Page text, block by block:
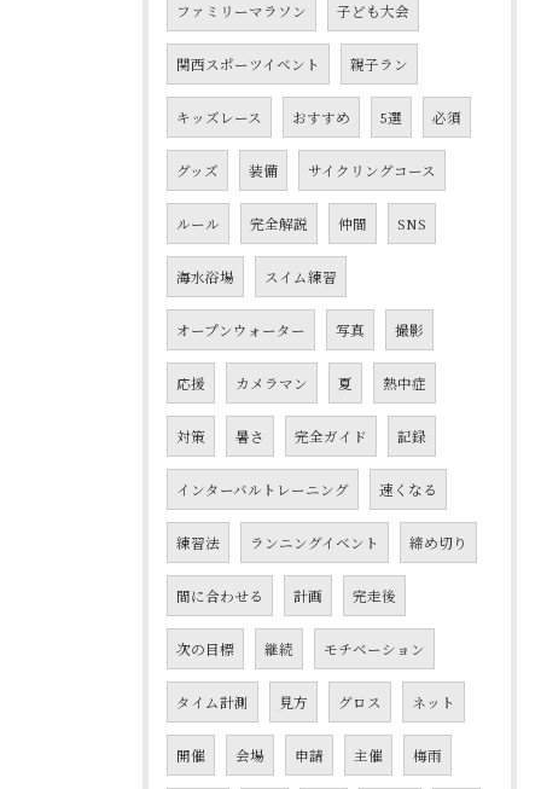
ファミリーマラソン 子ども大会
関西スポーツイベント 親子ラン
キッズレース おすすめ 5選 必須
グッズ 装備 サイクリングコース
ルール 完全解説 仲間 SNS
海水浴場 スイム練習
オープンウォーター 写真 撮影
応援 カメラマン 夏 熱中症
対策 暑さ 完全ガイド 記録
インターバルトレーニング 速くなる
練習法 ランニングイベント 締め切り
間に合わせる 計画 完走後
次の目標 継続 モチベーション
タイム計測 見方 グロス ネット
開催 会場 申請 主催 梅雨